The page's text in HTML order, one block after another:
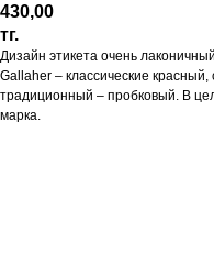
430,00
тг.
Дизайн этикета очень
Gallaher – классические
традиционный – пробковый. В
марка.